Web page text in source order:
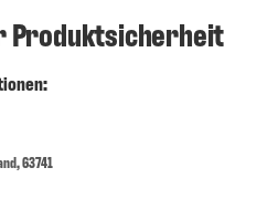
Produktsicherheit
63741